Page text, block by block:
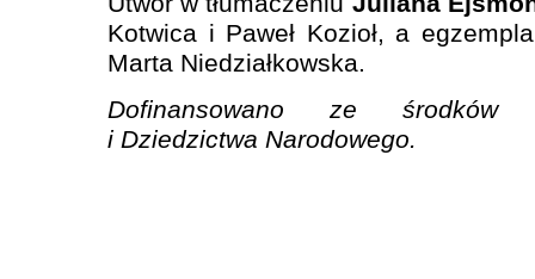
Kotwica i Paweł Kozioł, a
Marta Niedziałkowska.
Dofinansowano ze środków
i Dziedzictwa Narodowego.